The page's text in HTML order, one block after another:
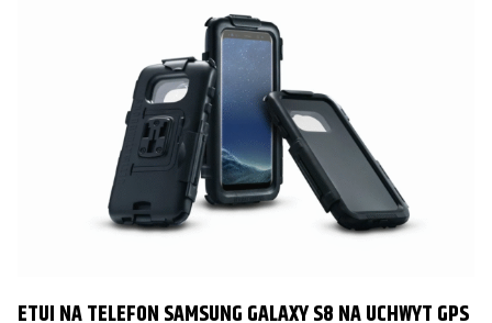
ETUI NA TELEFON SAMSUNG GALAXY S8 NA UCHWYT GPS